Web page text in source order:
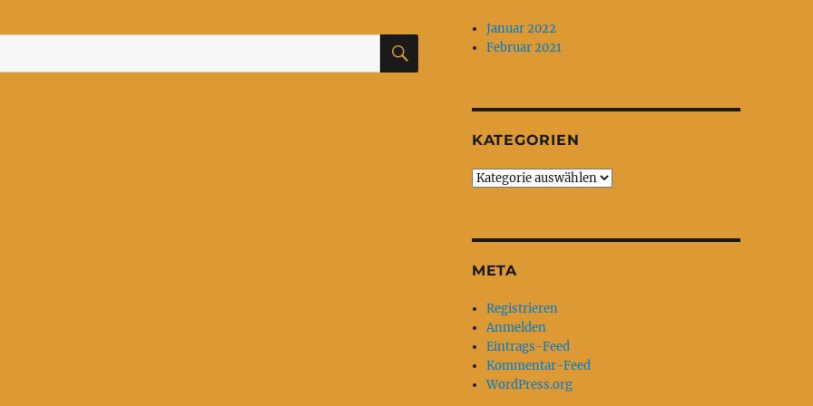
SUCHEN
Januar 2022
Februar 2021
KATEGORIEN
Kategorien
META
Registrieren
Anmelden
Eintrags-Feed
Kommentar-Feed
WordPress.org